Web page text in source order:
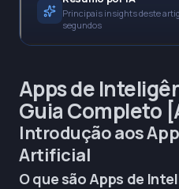
Principais insights deste
segundos
através do
(PLN), aumentando a
personalização.
PRINCIPAIS INSIGHTS
Ferramentas como
Apps de
Guia Completo
Introdução aos
Artificial
O que são Apps de